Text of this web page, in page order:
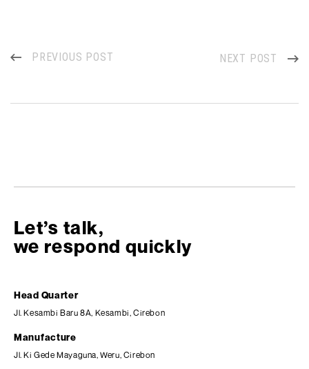
PREVIOUS POST NEXT POST
Let’s talk,
we respond quickly
Head Quarter
Jl. Kesambi Baru 8A, Kesambi, Cirebon
Manufacture
Jl. Ki Gede Mayaguna, Weru, Cirebon